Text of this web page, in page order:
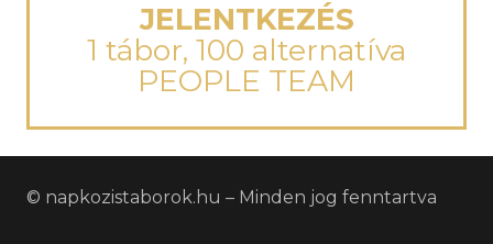
JELENTKEZÉS
1 tábor, 100 alternatíva
PEOPLE TEAM
© napkozistaborok.hu – Minden jog fenntartva